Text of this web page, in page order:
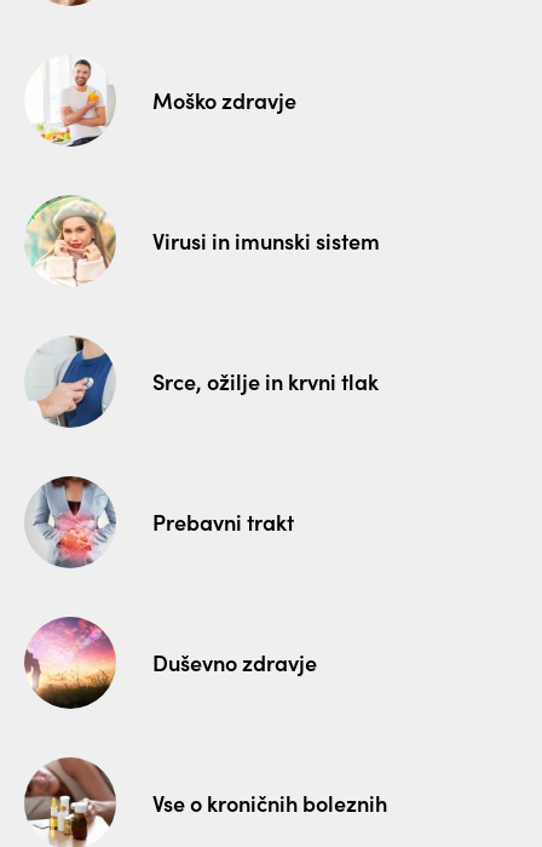
Moško zdravje
Virusi in imunski sistem
Srce, ožilje in krvni tlak
Prebavni trakt
Duševno zdravje
Vse o kroničnih boleznih